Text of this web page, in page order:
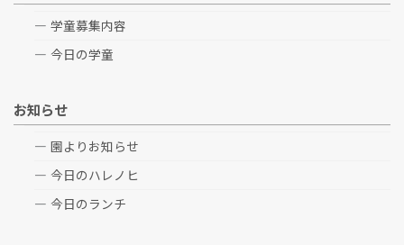
学童募集内容
今日の学童
お知らせ
園よりお知らせ
今日のハレノヒ
今日のランチ